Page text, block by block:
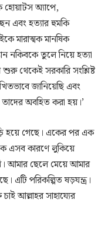
অ্যাপে,
এবং হত্যার হুমকি
মারাত্মক মানষিক
নকিবকে তুলে নিয়ে হত্যা
থেকেই সরকারি সংশ্লিষ্ট
জানিয়েছি এবং
অবহিত করা হয়।’
হয়ে গেছে। একের পর এক
এসব কারণে লুকিয়ে
আমার ছেলে মেয়ে আমার
এটি পরিকল্পিত ষড়যন্ত্র।
আল্লাহর সাহায্যের